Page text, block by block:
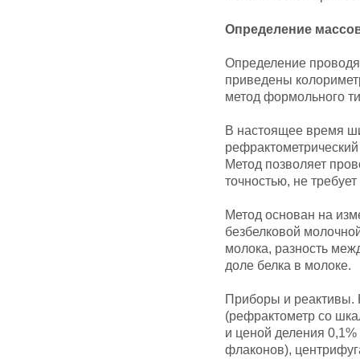
Определение
Определение
приведены
метод формольного
В настоящее время
Метод позволяет
точностью, не
Метод основан на
безбелковой
молока, разность
доле белка в молоке.
Приборы и реактивы.
(рефрактометр со
и ценой деления
флаконов),